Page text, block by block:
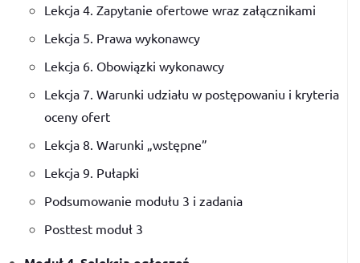
Lekcja 4. Zapytanie ofertowe wraz załącznikami
Lekcja 5. Prawa wykonawcy
Lekcja 6. Obowiązki wykonawcy
Lekcja 7. Warunki udziału w postępowaniu i kryteria
oceny ofert
Lekcja 8. Warunki „wstępne”
Lekcja 9. Pułapki
Podsumowanie modułu 3 i zadania
Posttest moduł 3